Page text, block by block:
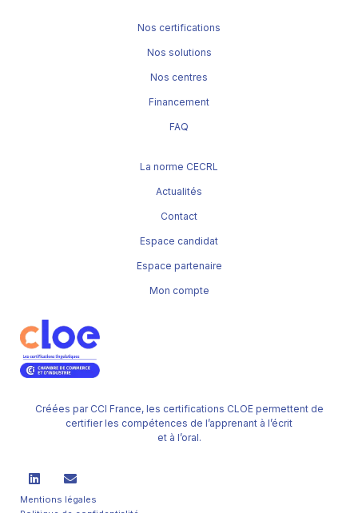
Créées par CCI France, les certifications CLOE permettent de
certifier les compétences de l’apprenant à l’écrit
et à l’oral.
Mentions légales
Nos certifications
Nos solutions
Nos centres
Financement
FAQ
La norme CECRL
Actualités
Contact
Espace candidat
Espace partenaire
Mon compte